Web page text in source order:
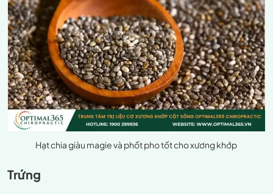
Hạt chia giàu magie và phốt pho tốt cho xương khớp
Trứng